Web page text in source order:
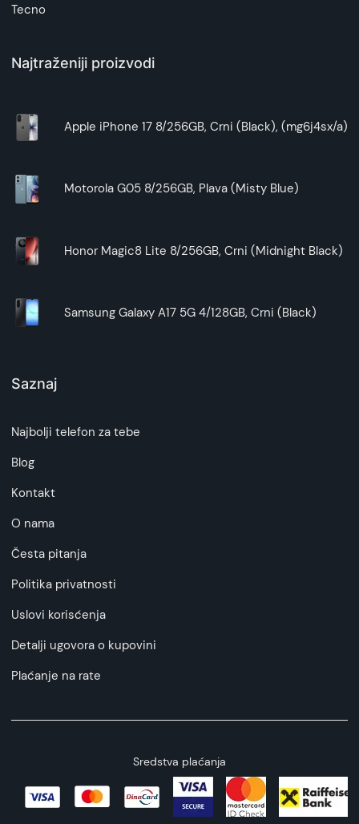
Tecno
Najtraženiji proizvodi
Apple iPhone 17 8/256GB, Crni (Black), (mg6j4sx/a)
Motorola G05 8/256GB, Plava (Misty Blue)
Honor Magic8 Lite 8/256GB, Crni (Midnight Black)
Samsung Galaxy A17 5G 4/128GB, Crni (Black)
Saznaj
Najbolji telefon za tebe
Blog
Kontakt
O nama
Česta pitanja
Politika privatnosti
Uslovi korisćenja
Detalji ugovora o kupovini
Plaćanje na rate
Sredstva plaćanja